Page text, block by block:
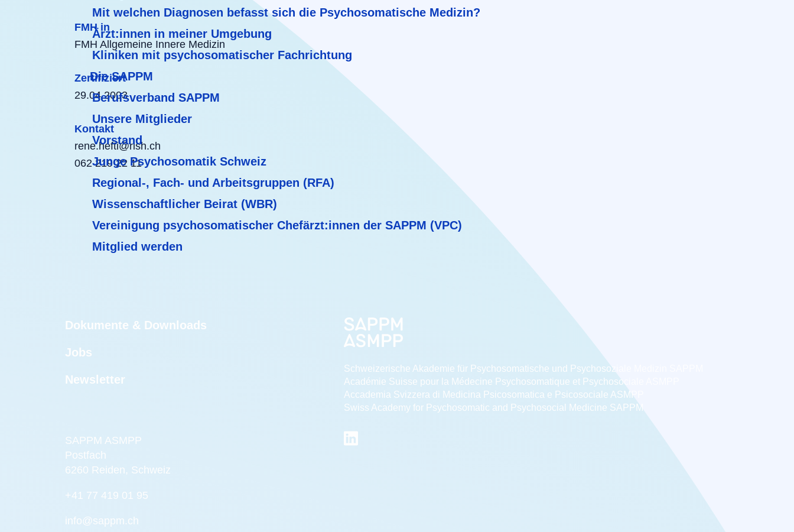
Mit welchen Diagnosen befasst sich die Psychosomatische Medizin?
Ärzt:innen in meiner Umgebung
Kliniken mit psychosomatischer Fachrichtung
Die SAPPM
Berufsverband SAPPM
Unsere Mitglieder
Vorstand
Junge Psychosomatik Schweiz
Regional-, Fach- und Arbeitsgruppen (RFA)
Wissenschaftlicher Beirat (WBR)
Vereinigung psychosomatischer Chefärzt:innen der SAPPM (VPC)
Mitglied werden
FMH in
FMH Allgemeine Innere Medizin
Zertifiziert
29.04.2003
Kontakt
rene.hefti@rish.ch
062 219 22 11
Dokumente & Downloads
Jobs
Newsletter
SAPPM ASMPP
Postfach
6260 Reiden, Schweiz
+41 77 419 01 95
info@sappm.ch
Schweizerische Akademie für Psychosomatische und Psychosoziale Medizin SAPPM
Académie Suisse pour la Médecine Psychosomatique et Psychosociale ASMPP
Accademia Svizzera di Medicina Psicosomatica e Psicosociale ASMPP
Swiss Academy for Psychosomatic and Psychosocial Medicine SAPPM